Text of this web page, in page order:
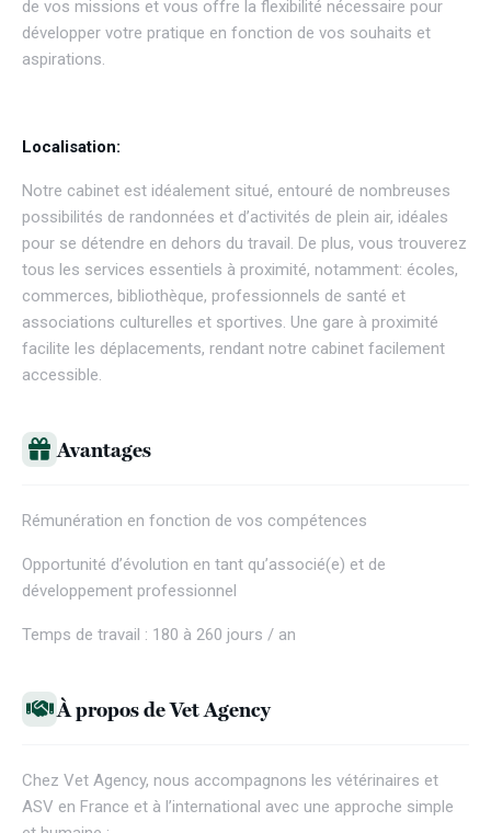
de vos missions et vous offre la flexibilité nécessaire pour
développer votre pratique en fonction de vos souhaits et
aspirations.
Localisation:
Notre cabinet est idéalement situé, entouré de nombreuses
possibilités de randonnées et d’activités de plein air, idéales
pour se détendre en dehors du travail. De plus, vous trouverez
tous les services essentiels à proximité, notamment: écoles,
commerces, bibliothèque, professionnels de santé et
associations culturelles et sportives. Une gare à proximité
facilite les déplacements, rendant notre cabinet facilement
accessible.
Avantages
Rémunération en fonction de vos compétences
Opportunité d’évolution en tant qu’associé(e) et de
développement professionnel
Temps de travail : 180 à 260 jours / an
À propos de Vet Agency
Chez Vet Agency, nous accompagnons les vétérinaires et
ASV en France et à l’international avec une approche simple